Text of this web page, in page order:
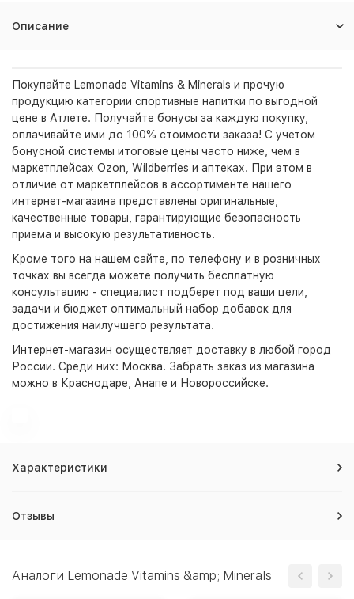
Описание
Покупайте Lemonade Vitamins & Minerals и прочую
продукцию категории спортивные напитки по выгодной
цене в Атлете. Получайте бонусы за каждую покупку,
оплачивайте ими до 100% стоимости заказа! С учетом
бонусной системы итоговые цены часто ниже, чем в
маркетплейсах Ozon, Wildberries и аптеках. При этом в
отличие от маркетплейсов в ассортименте нашего
интернет-магазина представлены оригинальные,
качественные товары, гарантирующие безопасность
приема и высокую результативность.
Кроме того на нашем сайте, по телефону и в розничных
точках вы всегда можете получить бесплатную
консультацию - специалист подберет под ваши цели,
задачи и бюджет оптимальный набор добавок для
достижения наилучшего результата.
Интернет-магазин осуществляет доставку в любой город
России. Среди них: Москва. Забрать заказ из магазина
можно в Краснодаре, Анапе и Новороссийске.
Характеристики
Отзывы
Аналоги Lemonade Vitamins &amp; Minerals